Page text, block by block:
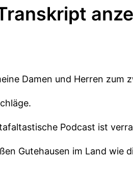
Damen und Herren zum
Podcast ist
Gutehausen im Land wie